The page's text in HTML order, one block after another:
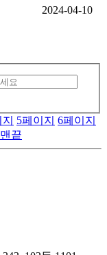
2024-04-10
5페이지 6페이지
맨끝